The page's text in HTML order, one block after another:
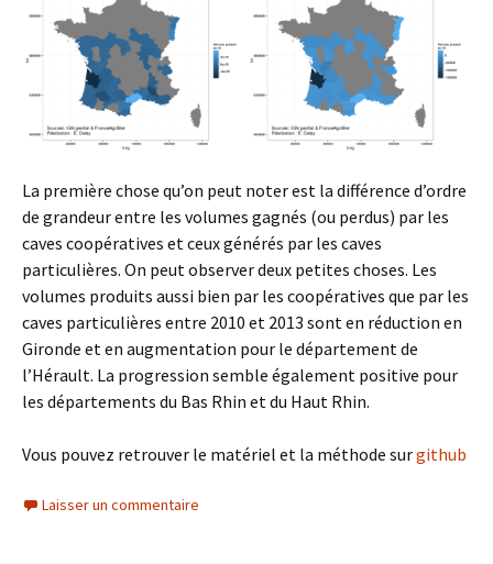
La première chose qu’on peut noter est la différence d’ordre
de grandeur entre les volumes gagnés (ou perdus) par les
caves coopératives et ceux générés par les caves
particulières. On peut observer deux petites choses. Les
volumes produits aussi bien par les coopératives que par les
caves particulières entre 2010 et 2013 sont en réduction en
Gironde et en augmentation pour le département de
l’Hérault. La progression semble également positive pour
les départements du Bas Rhin et du Haut Rhin.
Vous pouvez retrouver le matériel et la méthode surgithub
Laisser un commentaire